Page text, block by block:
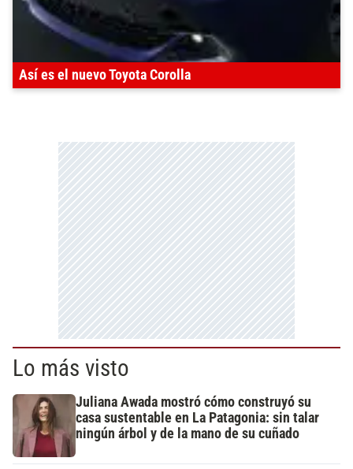
Así es el nuevo Toyota Corolla
Lo más visto
Juliana Awada mostró cómo construyó su
casa sustentable en La Patagonia: sin talar
ningún árbol y de la mano de su cuñado